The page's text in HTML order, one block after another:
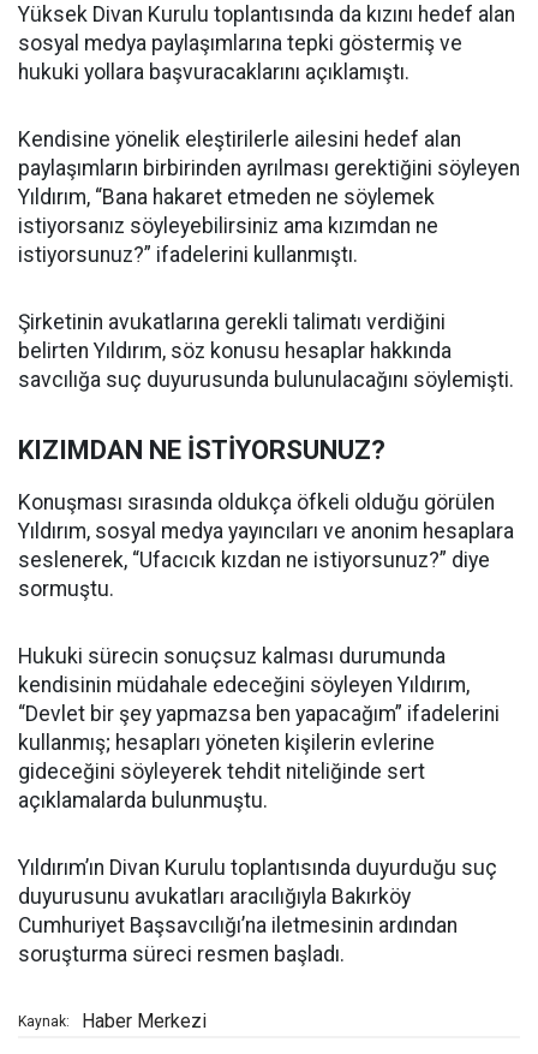
Yüksek Divan Kurulu toplantısında da kızını hedef alan
sosyal medya paylaşımlarına tepki göstermiş ve
hukuki yollara başvuracaklarını açıklamıştı.
Kendisine yönelik eleştirilerle ailesini hedef alan
paylaşımların birbirinden ayrılması gerektiğini söyleyen
Yıldırım, “Bana hakaret etmeden ne söylemek
istiyorsanız söyleyebilirsiniz ama kızımdan ne
istiyorsunuz?” ifadelerini kullanmıştı.
Şirketinin avukatlarına gerekli talimatı verdiğini
belirten Yıldırım, söz konusu hesaplar hakkında
savcılığa suç duyurusunda bulunulacağını söylemişti.
KIZIMDAN NE İSTİYORSUNUZ?
Konuşması sırasında oldukça öfkeli olduğu görülen
Yıldırım, sosyal medya yayıncıları ve anonim hesaplara
seslenerek, “Ufacıcık kızdan ne istiyorsunuz?” diye
sormuştu.
Hukuki sürecin sonuçsuz kalması durumunda
kendisinin müdahale edeceğini söyleyen Yıldırım,
“Devlet bir şey yapmazsa ben yapacağım” ifadelerini
kullanmış; hesapları yöneten kişilerin evlerine
gideceğini söyleyerek tehdit niteliğinde sert
açıklamalarda bulunmuştu.
Yıldırım’ın Divan Kurulu toplantısında duyurduğu suç
duyurusunu avukatları aracılığıyla Bakırköy
Cumhuriyet Başsavcılığı’na iletmesinin ardından
soruşturma süreci resmen başladı.
Kaynak: Haber Merkezi